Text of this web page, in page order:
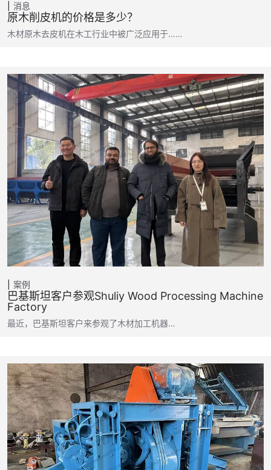
消息
原木削皮机的价格是多少？
木材原木去皮机在木工行业中被广泛应用于……
案例
巴基斯坦客户参观Shuliy Wood Processing Machine
Factory
最近，巴基斯坦客户来参观了木材加工机器…